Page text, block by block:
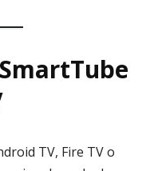
TV, Fire TV o